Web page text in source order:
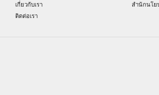
เกี่ยวกับเรา
ติดต่อเรา
สำนักนโย